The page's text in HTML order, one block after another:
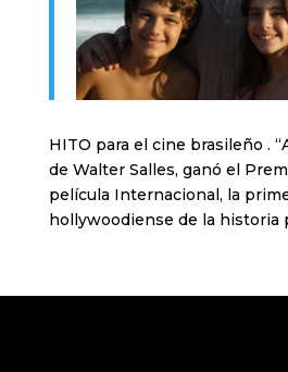
HITO para el cine brasileño .
de Walter Salles, ganó el
película Internacional, la
hollywoodiense de la historia